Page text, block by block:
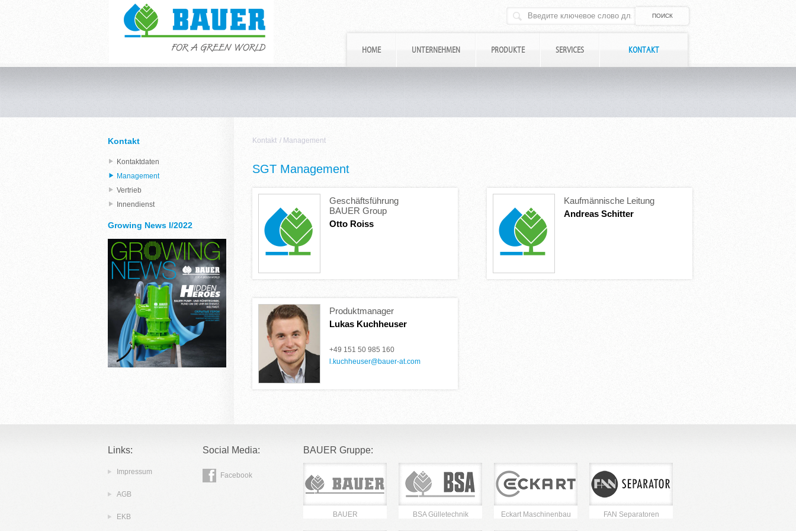
HOME UNTERNEHMEN PRODUKTE SERVICES KONTAKT
Kontakt / Management
SGT Management
Geschäftsführung
BAUER Group
Otto Roiss
Kaufmännische Leitung
Andreas Schitter
Produktmanager
Lukas Kuchheuser
+49 151 50 985 160
l.kuchheuser@bauer-at.com
Kontakt
Kontaktdaten
Management
Vertrieb
Innendienst
Growing News I/2022
Links:
Impressum
AGB
EKB
Social Media:
Facebook
BAUER Gruppe:
BAUER BSA Gülletechnik Eckart Maschinenbau FAN Separatoren